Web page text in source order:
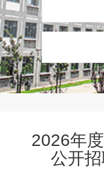
2026年
公开